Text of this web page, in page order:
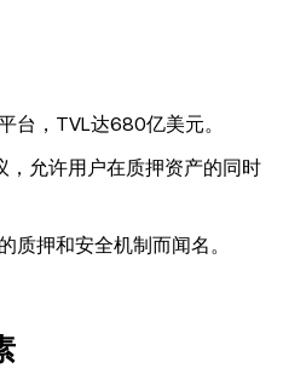
台，TVL达680亿美元。
，允许用户在质押资产的同时
质押和安全机制而闻名。